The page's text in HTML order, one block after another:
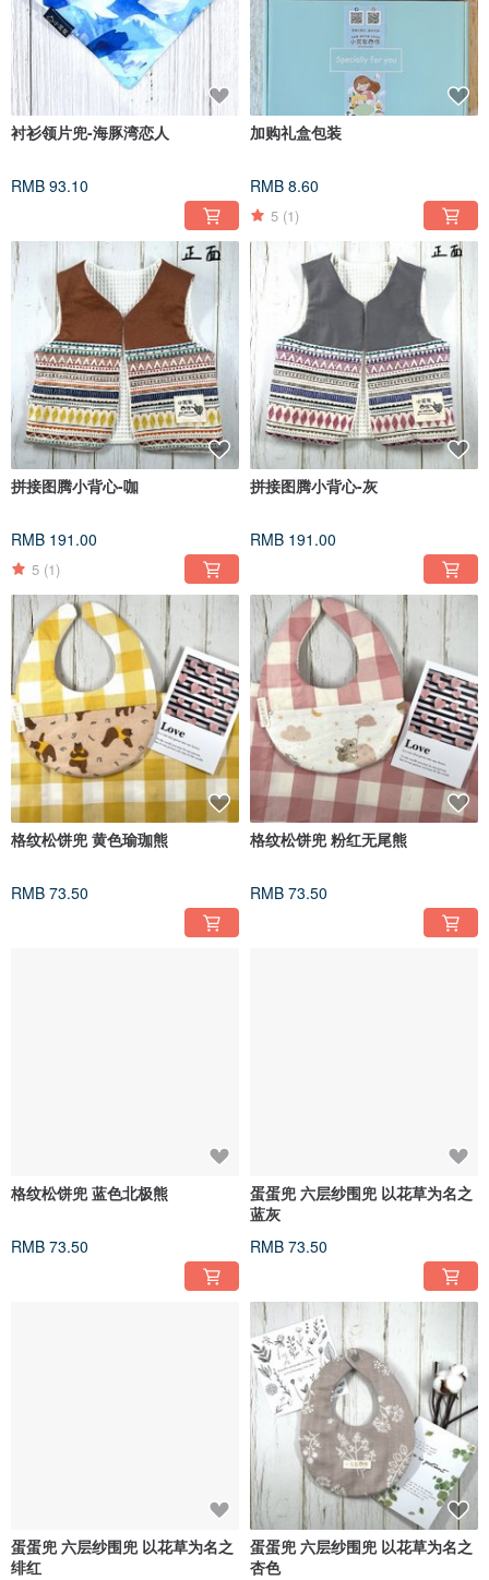
衬衫领片兜-海豚湾恋人
RMB 93.10
加购礼盒包装
RMB 8.60
5 (1)
拼接图腾小背心-咖
RMB 191.00
5 (1)
拼接图腾小背心-灰
RMB 191.00
格纹松饼兜 黄色瑜珈熊
RMB 73.50
格纹松饼兜 粉红无尾熊
RMB 73.50
格纹松饼兜 蓝色北极熊
RMB 73.50
蛋蛋兜 六层纱围兜 以花草为名之
蓝灰
RMB 73.50
蛋蛋兜 六层纱围兜 以花草为名之
绯红
蛋蛋兜 六层纱围兜 以花草为名之
杏色